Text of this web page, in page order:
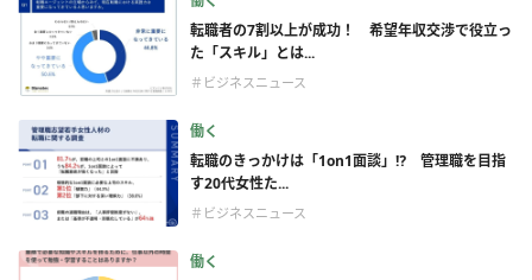
転職者の7割以上が成功！ 希望年収交渉で役立っ
た「スキル」とは...
＃ビジネスニュース
働く
転職のきっかけは「1on1面談」⁉ 管理職を目指
す20代女性た...
＃ビジネスニュース
働く